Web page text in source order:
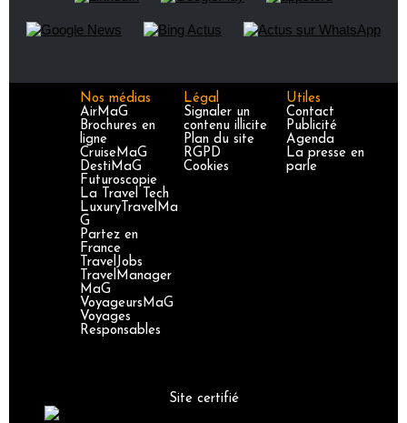
Nos médias
AirMaG
Brochures en
ligne
CruiseMaG
DestiMaG
Futuroscopie
La Travel Tech
LuxuryTravelMa
G
Partez en
France
TravelJobs
TravelManager
MaG
VoyageursMaG
Voyages
Responsables
Légal
Signaler un
contenu illicite
Plan du site
RGPD
Cookies
Utiles
Contact
Publicité
Agenda
La presse en
parle
Site certifié